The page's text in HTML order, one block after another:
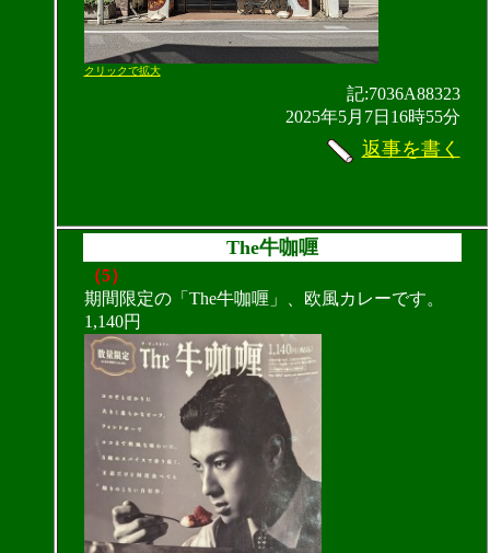
クリックで拡大
記:7036A88323
2025年5月7日16時55分
返事を書く
The牛咖喱
（5）
期間限定の「The牛咖喱」、欧風カレーです。
1,140円